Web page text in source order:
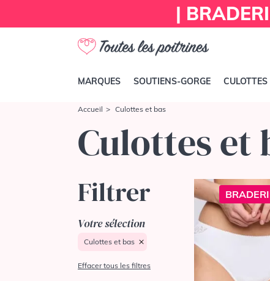
|
MARQUES SOUTIENS-GORGE CULOTTES
Accueil Culottes et bas
Culottes et
Filtrer
Votre sélection
Culottes et bas
Effacer tous les filtres